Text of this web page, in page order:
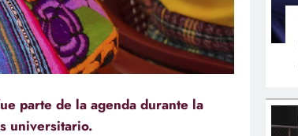
parte de la agenda durante la
universitario.